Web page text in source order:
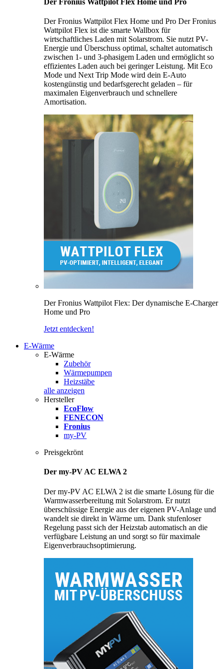
Der Fronius Wattpilot Flex Home und Pro Der Fronius
Wattpilot Flex ist die smarte Wallbox für
wirtschaftliches Laden mit Solarstrom. Sie nutzt PV-
Energie und Überschuss optimal, schaltet automatisch
zwischen 1- und 3-phasigem Laden und ermöglicht so
effizientes Laden auch bei geringer Leistung. Mit Eco
Mode und Next Trip Mode wird dein E-Auto
kostengünstig und bedarfsgerecht geladen – für
maximalen Eigenverbrauch und schnellere
Amortisation.
Der Fronius Wattpilot Flex: Der dynamische E-Charger
Home und Pro
Jetzt entdecken!
E-Wärme
E-Wärme
Zubehör
Wärmepumpen
Heizstäbe
alle anzeigen
Hersteller
EcoFlow
FENECON
Fronius
my-PV
Preisgekrönt
Der my-PV AC ELWA 2
Der my-PV AC ELWA 2 ist die smarte Lösung für die
Warmwasserbereitung mit Solarstrom. Er nutzt
überschüssige Energie aus der eigenen PV-Anlage und
wandelt sie direkt in Wärme um. Dank stufenloser
Regelung passt sich der Heizstab automatisch an die
verfügbare Leistung an und sorgt so für maximale
Eigenverbrauchsoptimierung.